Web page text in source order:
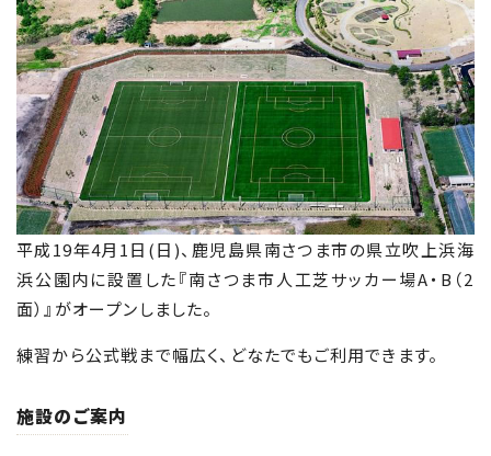
平成19年4月1日(日)、鹿児島県南さつま市の県立吹上浜海
浜公園内に設置した『南さつま市人工芝サッカー場A・B（2
面）』がオープンしました。
練習から公式戦まで幅広く、どなたでもご利用できます。
施設のご案内